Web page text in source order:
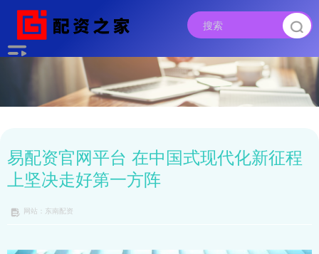
易配资官网平台 在中国式现代化新征程
上坚决走好第一方阵
网站：东南配资